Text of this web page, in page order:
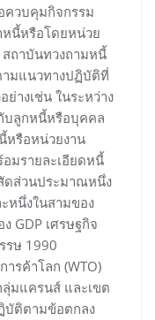
วบคุมกิจกรรม
หนี้หรือโดยหน่วย
สถาบันทวงถามหนี้
มแนวทางปฏิบัติที่
างเช่น ในระหว่าง
บลูกหนี้หรือบุคคล
หรือหน่วยงาน
มรายละเอียดหนี้
ดส่วนประมาณหนึ่ง
หนึ่งในสามของ
GDP เศรษฐกิจ
รษ 1990
รค้าโลก (WTO)
มแครนส์ และเขต
บัติตามข้อตกลง